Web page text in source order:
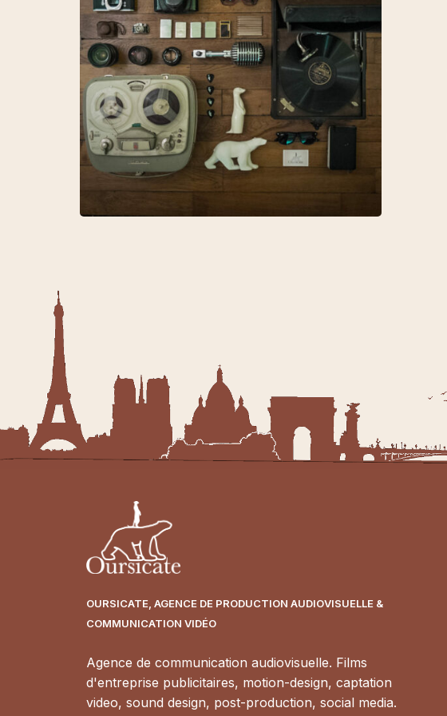
OURSICATE, AGENCE DE PRODUCTION AUDIOVISUELLE &
COMMUNICATION VIDÉO
Agence de communication audiovisuelle. Films
d'entreprise publicitaires, motion-design, captation
video, sound design, post-production, social media.